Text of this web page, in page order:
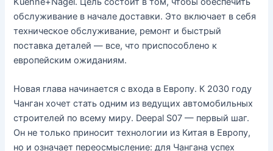
обслуживание в начале доставки. Это включает в себя
техническое обслуживание, ремонт и быстрый
поставка деталей — все, что приспособлено к
европейским ожиданиям.
Новая глава начинается с входа в Европу. К 2030 году
Чанган хочет стать одним из ведущих автомобильных
строителей по всему миру. Deepal S07 — первый шаг.
Он не только приносит технологии из Китая в Европу,
но и означает переосмысление: для Чангана успех